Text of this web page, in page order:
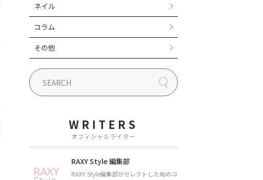
ネイル
コラム
その他
WRITERS
オフィシャルライター
RAXY Style 編集部
RAXY Style編集部がセレクトした旬のコ